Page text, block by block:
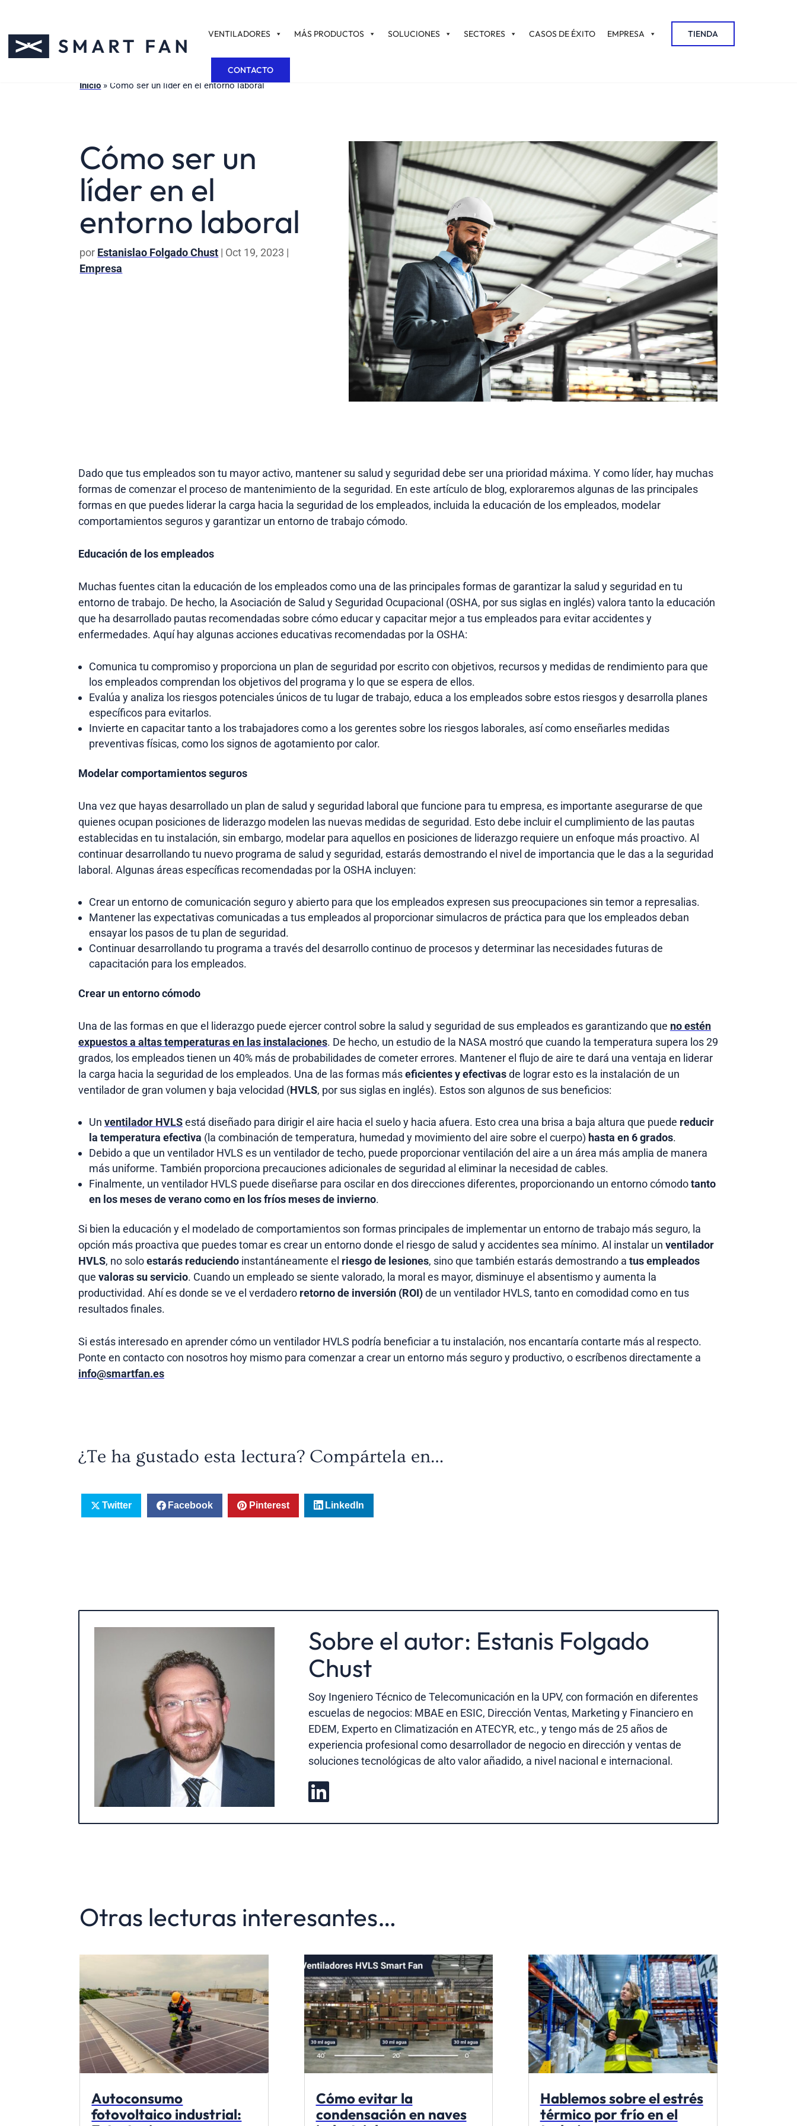
VENTILADORES MÁS PRODUCTOS SOLUCIONES SECTORES CASOS DE ÉXITO EMPRESA TIENDA
CONTACTO
Inicio »Cómo ser un líder en el entorno laboral
Cómo ser un
líder en el
entorno laboral
por Estanislao Folgado Chust | Oct 19, 2023 |
Empresa
Dado que tus empleados son tu mayor activo, mantener su salud y seguridad debe ser una prioridad máxima. Y como líder, hay muchas
formas de comenzar el proceso de mantenimiento de la seguridad. En este artículo de blog, exploraremos algunas de las principales
formas en que puedes liderar la carga hacia la seguridad de los empleados, incluida la educación de los empleados, modelar
comportamientos seguros y garantizar un entorno de trabajo cómodo.
Educación de los empleados
Muchas fuentes citan la educación de los empleados como una de las principales formas de garantizar la salud y seguridad en tu
entorno de trabajo. De hecho, la Asociación de Salud y Seguridad Ocupacional (OSHA, por sus siglas en inglés) valora tanto la educación
que ha desarrollado pautas recomendadas sobre cómo educar y capacitar mejor a tus empleados para evitar accidentes y
enfermedades. Aquí hay algunas acciones educativas recomendadas por la OSHA:
Comunica tu compromiso y proporciona un plan de seguridad por escrito con objetivos, recursos y medidas de rendimiento para que
los empleados comprendan los objetivos del programa y lo que se espera de ellos.
Evalúa y analiza los riesgos potenciales únicos de tu lugar de trabajo, educa a los empleados sobre estos riesgos y desarrolla planes
específicos para evitarlos.
Invierte en capacitar tanto a los trabajadores como a los gerentes sobre los riesgos laborales, así como enseñarles medidas
preventivas físicas, como los signos de agotamiento por calor.
Modelar comportamientos seguros
Una vez que hayas desarrollado un plan de salud y seguridad laboral que funcione para tu empresa, es importante asegurarse de que
quienes ocupan posiciones de liderazgo modelen las nuevas medidas de seguridad. Esto debe incluir el cumplimiento de las pautas
establecidas en tu instalación, sin embargo, modelar para aquellos en posiciones de liderazgo requiere un enfoque más proactivo. Al
continuar desarrollando tu nuevo programa de salud y seguridad, estarás demostrando el nivel de importancia que le das a la seguridad
laboral. Algunas áreas específicas recomendadas por la OSHA incluyen:
Crear un entorno de comunicación seguro y abierto para que los empleados expresen sus preocupaciones sin temor a represalias.
Mantener las expectativas comunicadas a tus empleados al proporcionar simulacros de práctica para que los empleados deban
ensayar los pasos de tu plan de seguridad.
Continuar desarrollando tu programa a través del desarrollo continuo de procesos y determinar las necesidades futuras de
capacitación para los empleados.
Crear un entorno cómodo
Una de las formas en que el liderazgo puede ejercer control sobre la salud y seguridad de sus empleados es garantizando que no estén
expuestos a altas temperaturas en las instalaciones. De hecho, un estudio de la NASA mostró que cuando la temperatura supera los 29
grados, los empleados tienen un 40% más de probabilidades de cometer errores. Mantener el flujo de aire te dará una ventaja en liderar
la carga hacia la seguridad de los empleados. Una de las formas máseficientes y efectivasde lograr esto es la instalación de un
ventilador de gran volumen y baja velocidad (HVLS, por sus siglas en inglés). Estos son algunos de sus beneficios:
Un ventilador HVLSestá diseñado para dirigir el aire hacia el suelo y hacia afuera. Esto crea una brisa a baja altura que puede reducir
la temperatura efectiva (la combinación de temperatura, humedad y movimiento del aire sobre el cuerpo) hasta en 6 grados.
Debido a que un ventilador HVLS es un ventilador de techo, puede proporcionar ventilación del aire a un área más amplia de manera
más uniforme. También proporciona precauciones adicionales de seguridad al eliminar la necesidad de cables.
Finalmente, un ventilador HVLS puede diseñarse para oscilar en dos direcciones diferentes, proporcionando un entorno cómodotanto
en los meses de verano como en los fríos meses de invierno.
Si bien la educación y el modelado de comportamientos son formas principales de implementar un entorno de trabajo más seguro, la
opción más proactiva que puedes tomar es crear un entorno donde el riesgo de salud y accidentes sea mínimo. Al instalar un ventilador
HVLS, no soloestarás reduciendo instantáneamente el riesgo de lesiones, sino que también estarás demostrando a tus empleados
que valoras su servicio. Cuando un empleado se siente valorado, la moral es mayor, disminuye el absentismo y aumenta la
productividad. Ahí es donde se ve el verdadero retorno de inversión (ROI)de un ventilador HVLS, tanto en comodidad como en tus
resultados finales.
Si estás interesado en aprender cómo un ventilador HVLS podría beneficiar a tu instalación, nos encantaría contarte más al respecto.
Ponte en contacto con nosotros hoy mismo para comenzar a crear un entorno más seguro y productivo, o escríbenos directamente a
info@smartfan.es
¿Te ha gustado esta lectura? Compártela en…
Twitter Facebook Pinterest LinkedIn
Sobre el autor: Estanis Folgado
Chust
Soy Ingeniero Técnico de Telecomunicación en la UPV, con formación en diferentes
escuelas de negocios: MBAE en ESIC, Dirección Ventas, Marketing y Financiero en
EDEM, Experto en Climatización en ATECYR, etc., y tengo más de 25 años de
experiencia profesional como desarrollador de negocio en dirección y ventas de
soluciones tecnológicas de alto valor añadido, a nivel nacional e internacional.

Otras lecturas interesantes…
Autoconsumo
fotovoltaico industrial:
Cómo evitar la
condensación en naves
Hablemos sobre el estrés
térmico por frío en el